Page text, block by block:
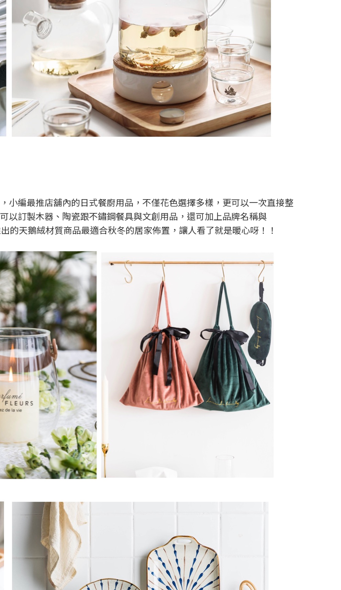
編最推店舖內的日式餐廚用品，不僅花色選擇多樣，更可以一次直接整
以訂製木器、陶瓷跟不鏽鋼餐具與文創用品，還可加上品牌名稱與
天鵝絨材質商品最適合秋冬的居家佈置，讓人看了就是暖心呀！！